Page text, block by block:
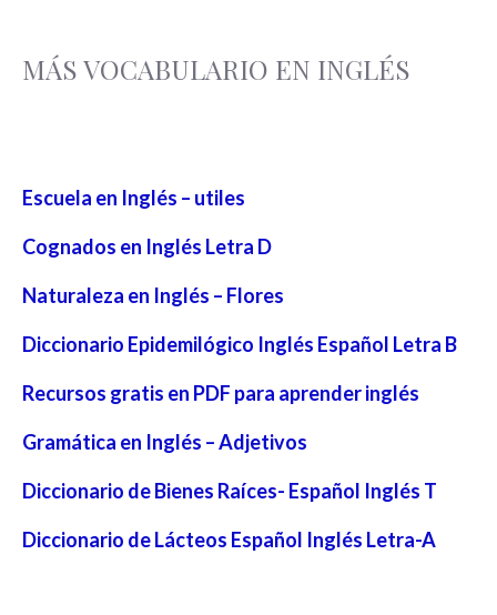
MÁS VOCABULARIO EN INGLÉS
Escuela en Inglés – utiles
Cognados en Inglés Letra D
Naturaleza en Inglés – Flores
Diccionario Epidemilógico Inglés Español Letra B
Recursos gratis en PDF para aprender inglés
Gramática en Inglés – Adjetivos
Diccionario de Bienes Raíces- Español Inglés T
Diccionario de Lácteos Español Inglés Letra-A